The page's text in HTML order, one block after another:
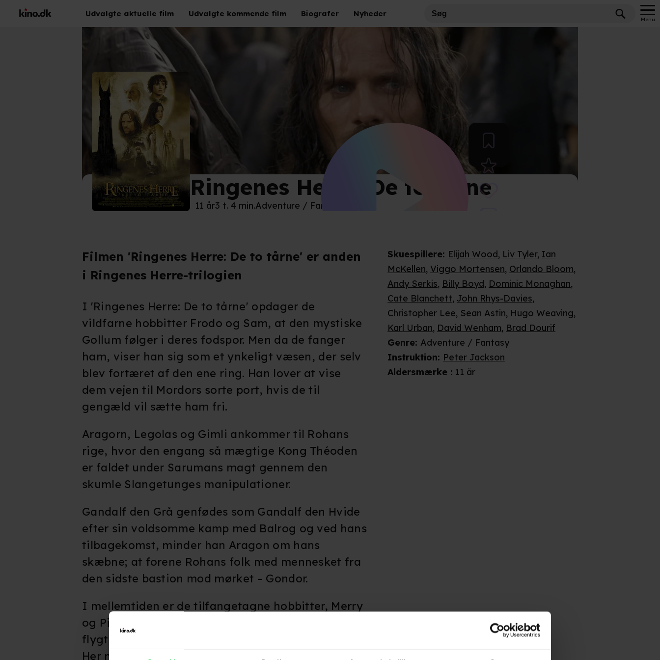
Udvalgte aktuelle film Udvalgte kommende film Biografer Nyheder
Menu
© New Line Cinema
Ringenes Herre: De to tårne
11 år3 t. 4 min.Adventure / Fantasy
Skuespillere: Elijah Wood, Liv Tyler, Ian
McKellen, Viggo Mortensen, Orlando Bloom,
Andy Serkis, Billy Boyd, Dominic Monaghan,
Cate Blanchett, John Rhys-Davies,
Christopher Lee, Sean Astin, Hugo Weaving,
Karl Urban, David Wenham, Brad Dourif
Genre: Adventure / Fantasy
Instruktion: Peter Jackson
Aldersmærke : 11 år
Filmen 'Ringenes Herre: De to tårne' er anden
i Ringenes Herre-trilogien
I 'Ringenes Herre: De to tårne' opdager de
vildfarne hobbitter Frodo og Sam, at den mystiske
Gollum følger i deres fodspor. Men da de fanger
ham, viser han sig som et ynkeligt væsen, der selv
blev fortæret af den ene ring. Han lover at vise
dem vejen til Mordors sorte port, hvis de til
gengæld vil sætte ham fri.
Aragorn, Legolas og Gimli ankommer til Rohans
rige, hvor den engang så mægtige Kong Théoden
er faldet under Sarumans magt gennem den
skumle Slangetunges manipulationer.
Gandalf den Grå genfødes som Gandalf den Hvide
efter sin voldsomme kamp med Balrog og ved hans
tilbagekomst, minder han Aragon om hans
skæbne; at forene Rohans folk med mennesket fra
den sidste bastion mod mørket – Gondor.
I mellemtiden er de tilfangetagne hobbitter, Merry
og Pippin, undsluppet de hæslige Uruk-Hai og
flygtet ind i den mystiske og gamle skov Fangorn.
Her møder de en uventet allieret mellem skovens